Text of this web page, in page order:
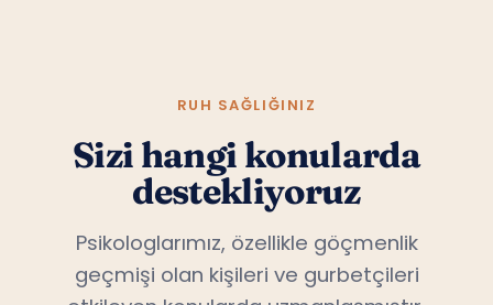
RUH SAĞLIĞINIZ
Sizi hangi konularda
destekliyoruz
Psikologlarımız, özellikle göçmenlik
geçmişi olan kişileri ve gurbetçileri